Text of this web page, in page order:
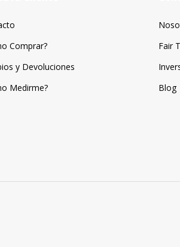
Comprar?
y Devoluciones
Medirme?
Fair
Blog